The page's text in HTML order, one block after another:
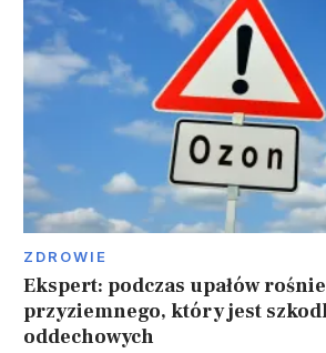
ZDROWIE
Ekspert: podczas upałów
przyziemnego, który jest
oddechowych